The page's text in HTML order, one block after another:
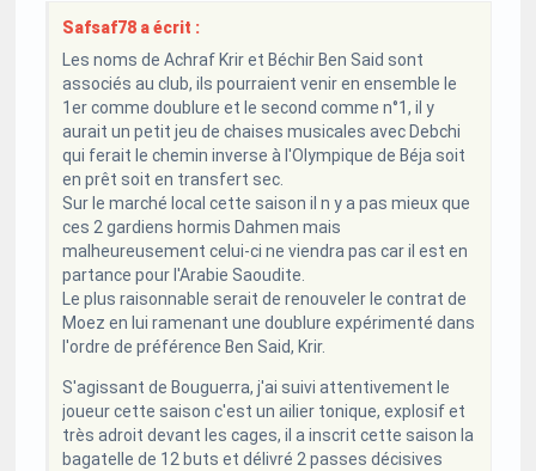
Safsaf78 a écrit :
Les noms de Achraf Krir et Béchir Ben Said sont
associés au club, ils pourraient venir en ensemble le
1er comme doublure et le second comme n°1, il y
aurait un petit jeu de chaises musicales avec Debchi
qui ferait le chemin inverse à l'Olympique de Béja soit
en prêt soit en transfert sec.
Sur le marché local cette saison il n y a pas mieux que
ces 2 gardiens hormis Dahmen mais
malheureusement celui-ci ne viendra pas car il est en
partance pour l'Arabie Saoudite.
Le plus raisonnable serait de renouveler le contrat de
Moez en lui ramenant une doublure expérimenté dans
l'ordre de préférence Ben Said, Krir.
S'agissant de Bouguerra, j'ai suivi attentivement le
joueur cette saison c'est un ailier tonique, explosif et
très adroit devant les cages, il a inscrit cette saison la
bagatelle de 12 buts et délivré 2 passes décisives